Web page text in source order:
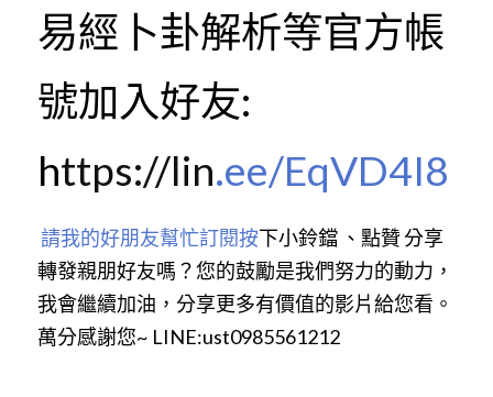
易經卜卦解析等官方帳
號加入好友:
https://lin.ee/EqVD4I8
請我的好朋友幫忙訂閱按下小鈴鐺 、點贊 分享
轉發親朋好友嗎？您的鼓勵是我們努力的動力，
我會繼續加油，分享更多有價值的影片給您看。
萬分感謝您~ LINE:ust0985561212